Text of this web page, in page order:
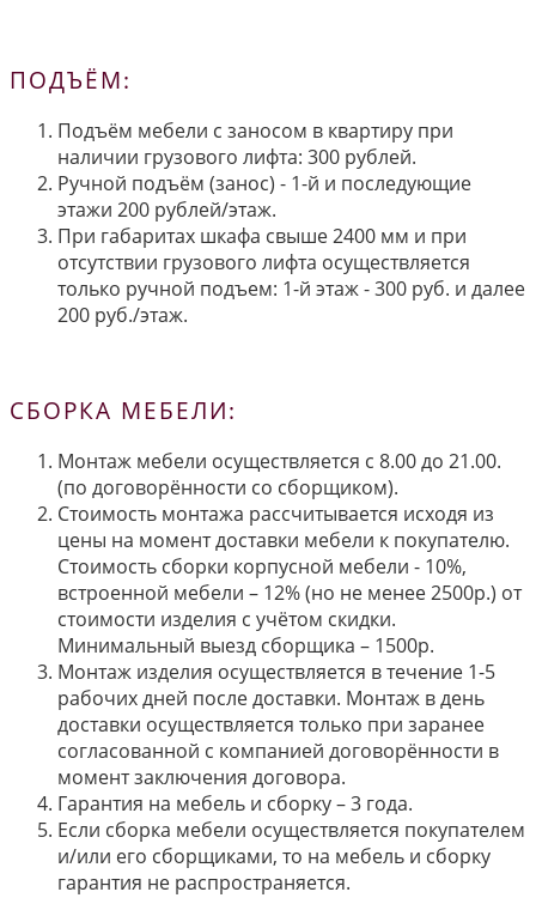
ПОДЪЁМ:
Подъём мебели с заносом в квартиру при
наличии грузового лифта: 300 рублей.
Ручной подъём (занос) - 1-й и последующие
этажи 200 рублей/этаж.
При габаритах шкафа свыше 2400 мм и при
отсутствии грузового лифта осуществляется
только ручной подъем: 1-й этаж - 300 руб. и далее
200 руб./этаж.
СБОРКА МЕБЕЛИ:
Монтаж мебели осуществляется с 8.00 до 21.00.
(по договорённости со сборщиком).
Стоимость монтажа рассчитывается исходя из
цены на момент доставки мебели к покупателю.
Стоимость сборки корпусной мебели - 10%,
встроенной мебели – 12% (но не менее 2500р.) от
стоимости изделия с учётом скидки.
Минимальный выезд сборщика – 1500р.
Монтаж изделия осуществляется в течение 1-5
рабочих дней после доставки. Монтаж в день
доставки осуществляется только при заранее
согласованной с компанией договорённости в
момент заключения договора.
Гарантия на мебель и сборку – 3 года.
Если сборка мебели осуществляется покупателем
и/или его сборщиками, то на мебель и сборку
гарантия не распространяется.